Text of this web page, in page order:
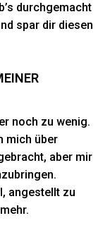
durchgemacht
spar dir diesen
noch zu wenig.
mich über
aber mir
angestellt zu